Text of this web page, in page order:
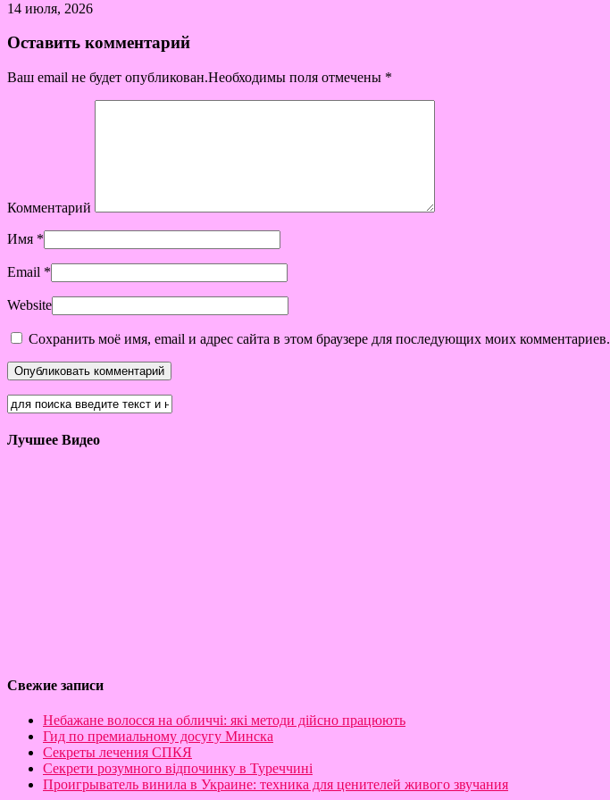
14 июля, 2026
Оставить комментарий
Ваш email не будет опубликован.Необходимы поля отмечены *
Комментарий
Имя *
Email *
Website
Сохранить моё имя, email и адрес сайта в этом браузере для последующих моих комментариев.
Лучшее Видео
Свежие записи
Небажане волосся на обличчі: які методи дійсно працюють
Гид по премиальному досугу Минска
Секреты лечения СПКЯ
Секрети розумного відпочинку в Туреччині
Проигрыватель винила в Украине: техника для ценителей живого звучания